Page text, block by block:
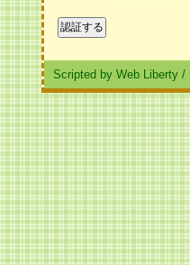
Scripted by Web Liberty /